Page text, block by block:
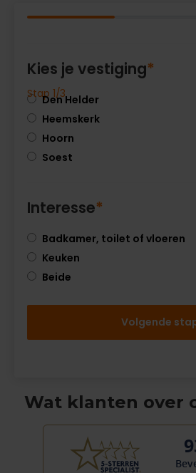
Kies je vestiging*
Stap 1/3
Den Helder
Heemskerk
Hoorn
Soest
Interesse*
Badkamer, toilet of vloeren
Keuken
Beide
Volgende
Wat klanten over